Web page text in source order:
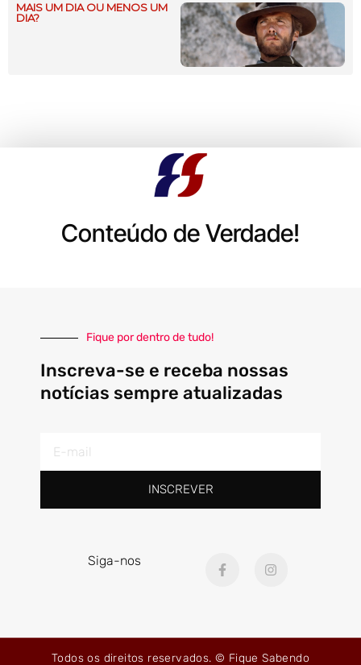
MAIS UM DIA OU MENOS UM
DIA?
Conteúdo de Verdade!
Fique por dentro de tudo!
Inscreva-se e receba nossas
notícias sempre atualizadas
mail
INSCREVER
Siga-nos
a
o
n
r
Todos os direitos reservados. © Fique Sabendo